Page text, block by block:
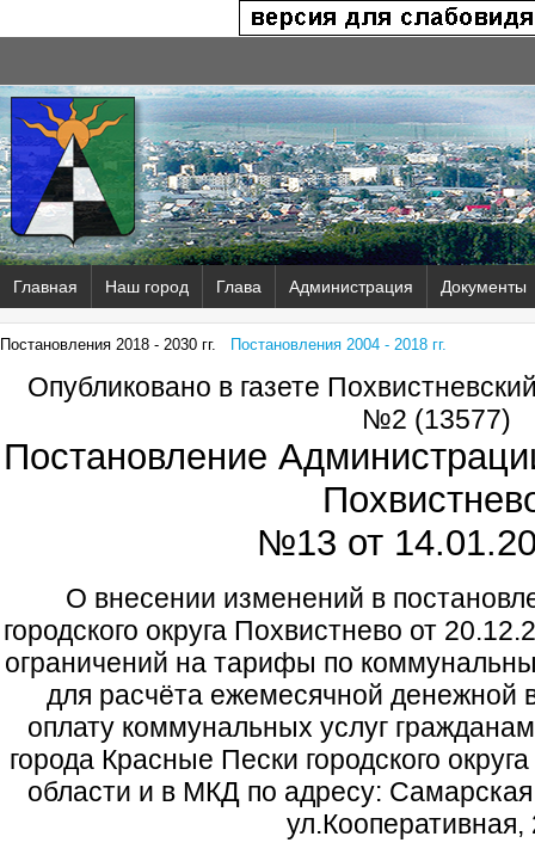
Главная Наш город Глава Администрация Документы
Постановления 2018 - 2030 гг. Постановления 2004 - 2018 гг.
Опубликовано в газете
№2 (13577)
Постановление
№13 от
О внесении изменений в
городского округа Похвистнево от
ограничений на тарифы по
для расчёта ежемесячной денежной
оплату коммунальных услуг
города Красные Пески городского
области и в МКД по адресу: Самарская
ул.Кооперативная,